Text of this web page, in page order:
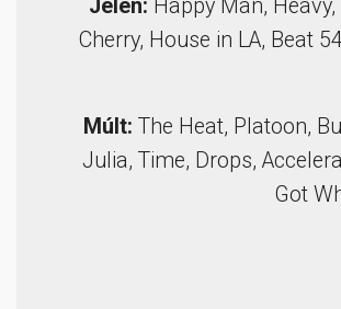
Jelen: Happy Man,
Cherry, House in LA, Beat
Múlt: The Heat, Platoon,
Julia, Time, Drops,
Got